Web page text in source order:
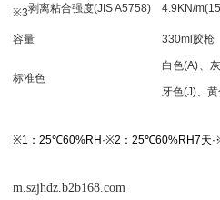
※3剥离粘合强度(JIS A5758) 4.9KN/
容量 330ml胶枪
标准色
白色(A)、
牙色(J)、
※1：25℃60%RH·※2：25℃60%RH7天
m.szjhdz.b2b168.com